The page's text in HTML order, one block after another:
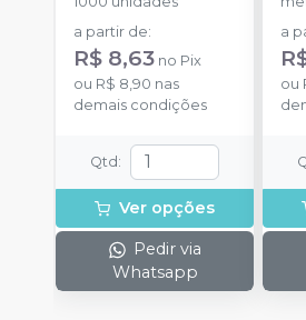
a partir de:
R$ 8,63 no Pix
ou R$ 8,90 nas
demais condições
Qtd :
Ver opções
Pedir via
Whatsapp
a
ou